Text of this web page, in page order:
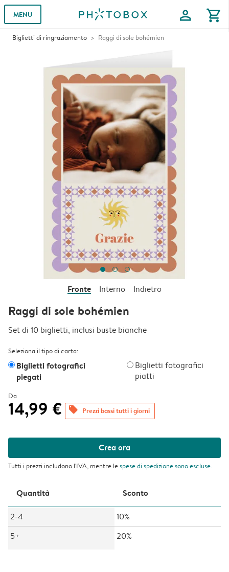
MENU profile shopping_cart
Biglietti di ringraziamento Raggi di sole bohémien
Fronte Interno Indietro
Raggi di sole bohémien
Set di 10 biglietti, inclusi buste bianche
Seleziona il tipo di carta:
Biglietti fotografici
piegati
Biglietti fotografici
piatti
Da
14,99 € offers Prezzi bassi tutti i giorni
Crea ora
Tutti i prezzi includono l'IVA, mentre lespese di spedizionesono escluse.
Quantità Sconto
2-4
10%
5+
20%